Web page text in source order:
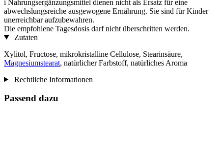
i Nahrungsergänzungsmittel dienen nicht als Ersatz für eine
abwechslungsreiche ausgewogene Ernährung. Sie sind für Kinder
unerreichbar aufzubewahren.
Die empfohlene Tagesdosis darf nicht überschritten werden.
Zutaten
Xylitol, Fructose, mikrokristalline Cellulose, Stearinsäure,
Magnesiumstearat, natürlicher Farbstoff, natürliches Aroma
Rechtliche Informationen
Passend dazu